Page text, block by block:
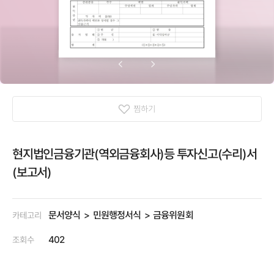
찜하기
현지법인금융기관(역외금융회사)등 투자신고(수리)서
(보고서)
카테고리 문서양식 민원행정서식 금융위원회
조회수 402